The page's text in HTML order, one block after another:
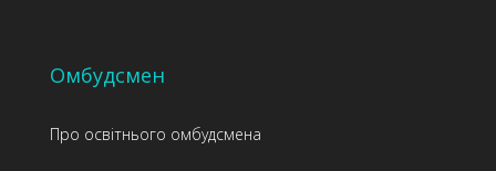
Омбудсмен
Про освітнього омбудсмена